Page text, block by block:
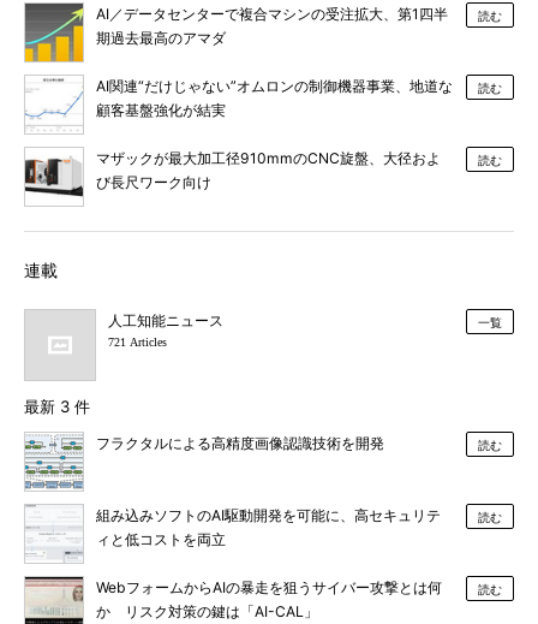
AI／データセンターで複合マシンの受注拡大、第1四半
期過去最高のアマダ
読む
AI関連“だけじゃない”オムロンの制御機器事業、地道な
顧客基盤強化が結実
読む
マザックが最大加工径910mmのCNC旋盤、大径およ
び長尺ワーク向け
読む
連載
人工知能ニュース
721 Articles
一覧
最新 3 件
フラクタルによる高精度画像認識技術を開発 読む
組み込みソフトのAI駆動開発を可能に、高セキュリテ
ィと低コストを両立
読む
WebフォームからAIの暴走を狙うサイバー攻撃とは何
か リスク対策の鍵は「AI-CAL」
読む